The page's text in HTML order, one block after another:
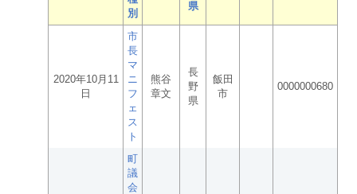
別
県
2020年10月11
日
市
長
マ
ニ
フ
ェ
ス
ト
熊谷
章文
長
野
県
飯田
市
0000000680
町
議
会